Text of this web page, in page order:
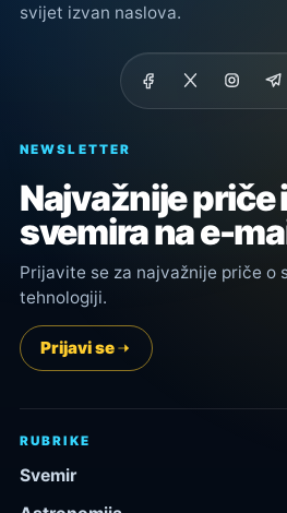
svijet izvan naslova.
NEWSLETTER
Najvažnije priče
svemira na e-
Prijavite se za najvažnije priče o
tehnologiji.
Prijavi se
RUBRIKE
Svemir